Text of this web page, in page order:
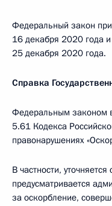
Федеральный закон
16 декабря 2020 года
25 декабря 2020 года.
Справка
Федеральным законом
5.61 Кодекса
правонарушениях
В частности,
предусматривается
за оскорбление,